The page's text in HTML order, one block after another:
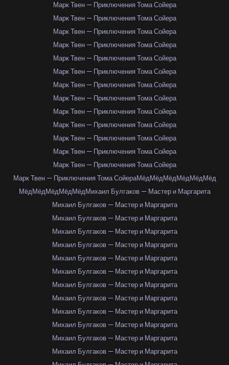
Марк Твен — Приключения Тома Сойера
Марк Твен — Приключения Тома Сойера
Марк Твен — Приключения Тома Сойера
Марк Твен — Приключения Тома Сойера
Марк Твен — Приключения Тома Сойера
Марк Твен — Приключения Тома Сойера
Марк Твен — Приключения Тома Сойера
Марк Твен — Приключения Тома Сойера
Марк Твен — Приключения Тома Сойера
Марк Твен — Приключения Тома Сойера
Марк Твен — Приключения Тома Сойера
Марк Твен — Приключения Тома Сойера
Марк Твен — Приключения Тома Сойера
Марк Твен — Приключения Тома СойераМёдМёдМёдМёдМёдМёд
МёдМёдМёдМёдМёдМихаил Булгаков — Мастер и Маргарита
Михаил Булгаков — Мастер и Маргарита
Михаил Булгаков — Мастер и Маргарита
Михаил Булгаков — Мастер и Маргарита
Михаил Булгаков — Мастер и Маргарита
Михаил Булгаков — Мастер и Маргарита
Михаил Булгаков — Мастер и Маргарита
Михаил Булгаков — Мастер и Маргарита
Михаил Булгаков — Мастер и Маргарита
Михаил Булгаков — Мастер и Маргарита
Михаил Булгаков — Мастер и Маргарита
Михаил Булгаков — Мастер и Маргарита
Михаил Булгаков — Мастер и Маргарита